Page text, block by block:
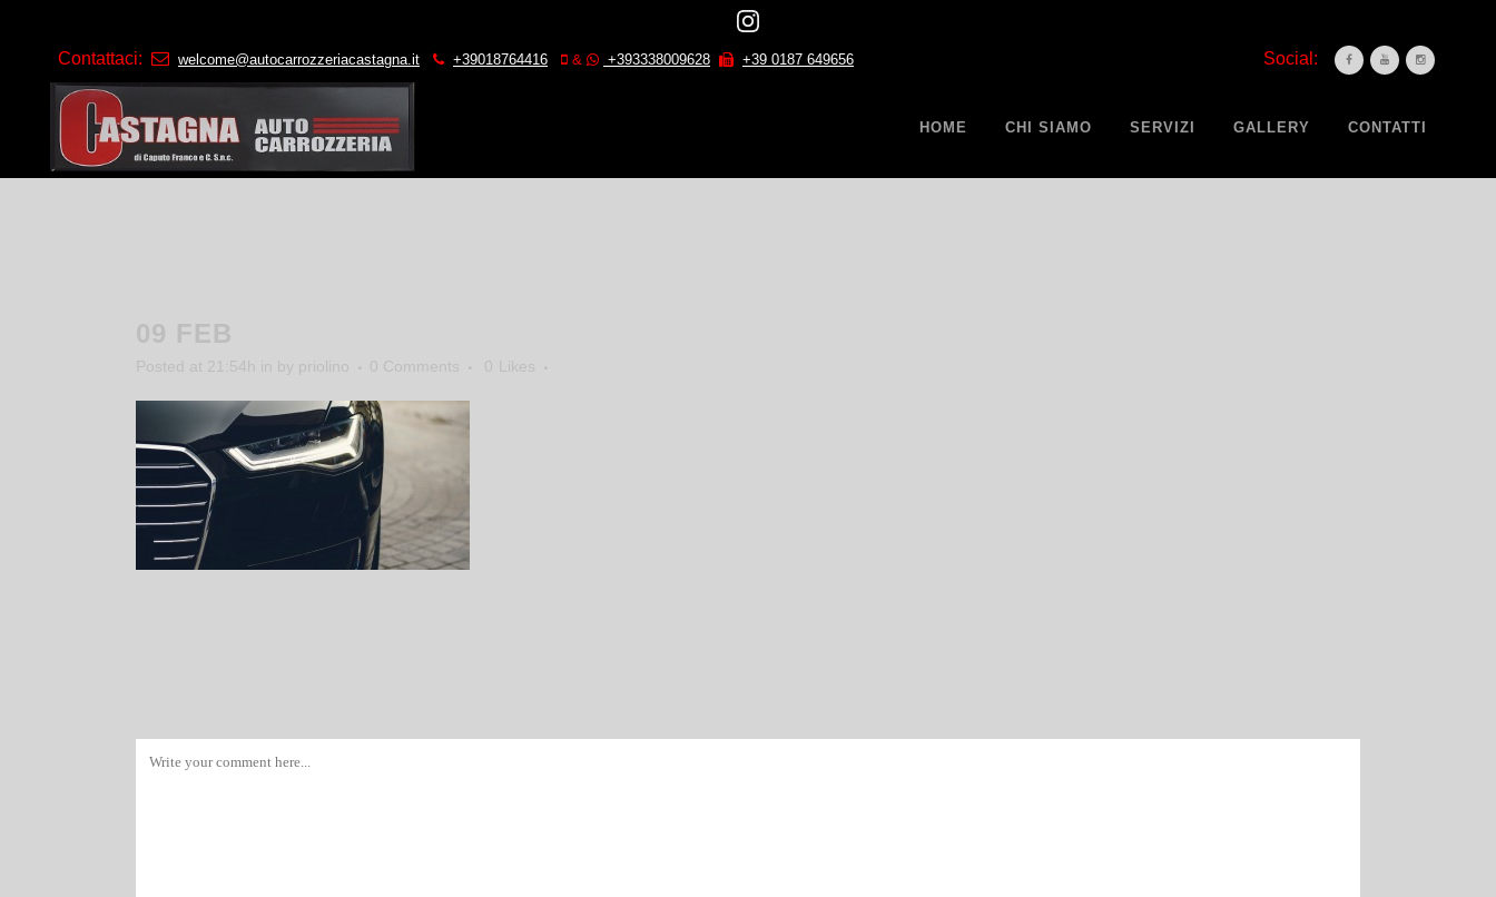
Contattaci: welcome@autocarrozzeriacastagna.it +39018764416 & +393338009628 +39 0187 649656 Social:
HOME CHI SIAMO SERVIZI GALLERY CONTATTI
09 FEB
Posted at 21:54h in by priolino 0 Comments 0 Likes